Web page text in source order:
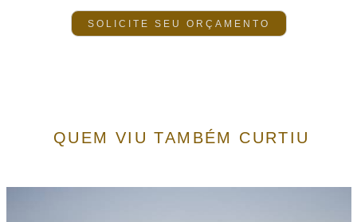
SOLICITE SEU ORÇAMENTO
QUEM VIU TAMBÉM CURTIU